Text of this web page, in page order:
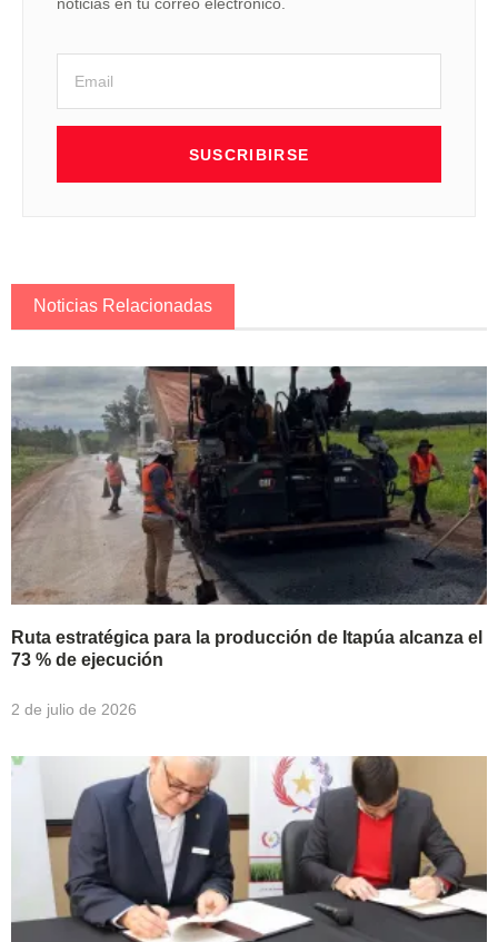
SUSCRIBIRSE
Noticias Relacionadas
Ruta estratégica para la producción de Itapúa alcanza el
73 % de ejecución
2 de julio de 2026